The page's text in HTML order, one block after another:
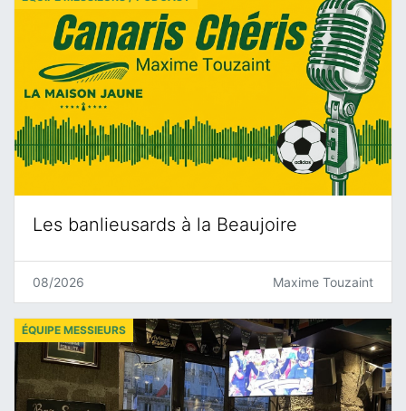
Les banlieusards à la Beaujoire
08/2026 Maxime Touzaint
ÉQUIPE MESSIEURS